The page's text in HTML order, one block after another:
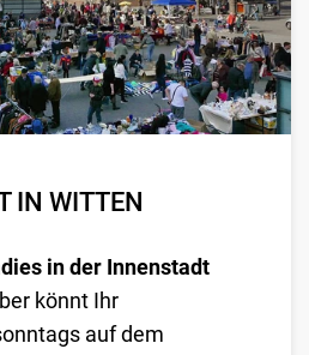
IN WITTEN
in der Innenstadt
könnt Ihr
auf dem